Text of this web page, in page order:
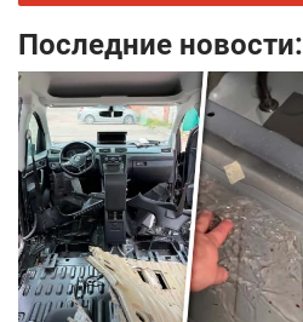
Последние новости: